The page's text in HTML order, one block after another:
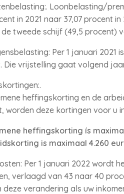
Loonbelasting/
in 2021 naar 37,07 procent
tweede schijf (49,5 procent)
Per 1 januari
Die vrijstelling gaat volgend
heffingskorting en de
worden deze kortingen voor u
heffingskorting ís
is maximaal 4.260
Per 1 januari 2022 wordt
verlaagd van 43 naar 40
deze verandering als uw